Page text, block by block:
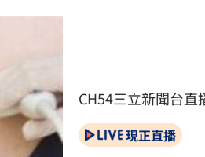
CH54三立新聞台直
現正直播